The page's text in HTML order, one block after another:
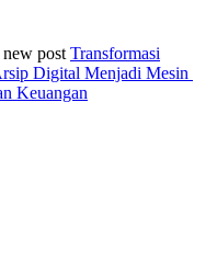
post Transformasi
Digital Menjadi Mesin
Keuangan